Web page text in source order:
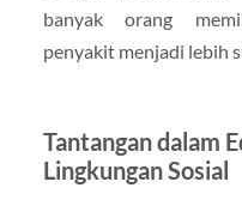
banyak orang
penyakit menjadi lebih
Tantangan dalam
Lingkungan Sosial